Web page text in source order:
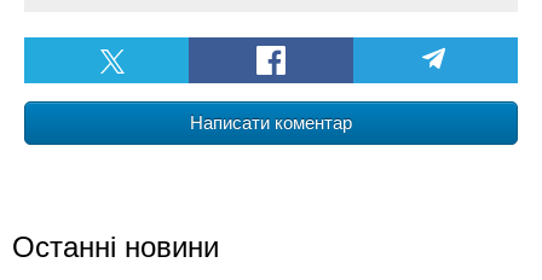
Написати коментар
Останні новини